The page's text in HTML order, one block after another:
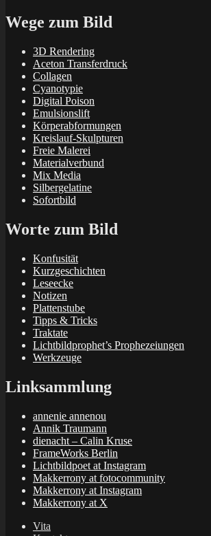
Wege zum Bild
3D Rendering
Aceton Transferdruck
Collagen
Cyanotypie
Digital Poison
Emulsionslift
Körperabformungen
Kreislauf-Skulpturen
Freie Malerei
Materialverbund
Mix Media
Silbergelatine
Sofortbild
Worte zum Bild
Konfusität
Kurzgeschichten
Leseecke
Notizen
Plattenstube
Tipps & Tricks
Traktate
Lichtbildprophet’s Prophezeiungen
Werkzeuge
Linksammlung
annenie annenou
Annik Traumann
dienacht – Calin Kruse
FrameWorks Berlin
Lichtbildpoet at Instagram
Makkerrony at fotocommunity
Makkerrony at Instagram
Makkerrony at X
Vita